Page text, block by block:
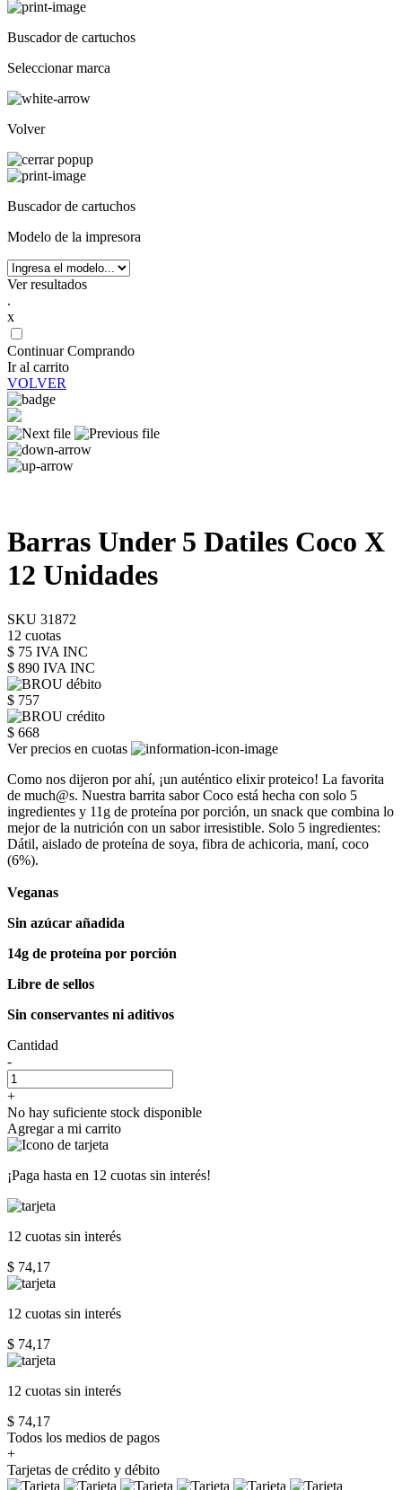
Buscador de cartuchos
Seleccionar marca
Volver
Buscador de cartuchos
Modelo de la impresora
Ver resultados
.
x
Continuar Comprando
Ir al carrito
VOLVER
Barras Under 5 Datiles Coco X
12 Unidades
SKU 31872
12 cuotas
$ 75 IVA INC
$ 890 IVA INC
$ 757
$ 668
Ver precios en cuotas
Como nos dijeron por ahí, ¡un auténtico elixir proteico! La favorita
de much@s. Nuestra barrita sabor Coco está hecha con solo 5
ingredientes y 11g de proteína por porción, un snack que combina lo
mejor de la nutrición con un sabor irresistible. Solo 5 ingredientes:
Dátil, aislado de proteína de soya, fibra de achicoria, maní, coco
(6%).
Veganas
Sin azúcar añadida
14g de proteína por porción
Libre de sellos
Sin conservantes ni aditivos
Cantidad
-
+
No hay suficiente stock disponible
Agregar a mi carrito
¡Paga hasta en 12 cuotas sin interés!
12 cuotas sin interés
$ 74,17
12 cuotas sin interés
$ 74,17
12 cuotas sin interés
$ 74,17
Todos los medios de pagos
+
Tarjetas de crédito y débito